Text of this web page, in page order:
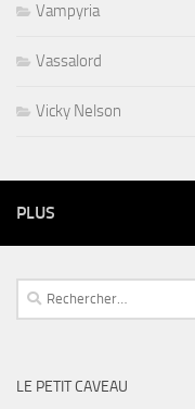
Vampyria
Vassalord
Vicky Nelson
PLUS
Rechercher :
LE PETIT CAVEAU